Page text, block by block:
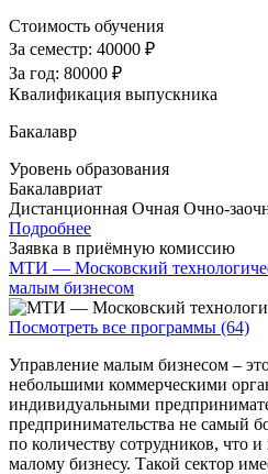
Стоимость обучения
За семестр: 40000 ₽
За год: 80000 ₽
Квалификация выпускника
Бакалавр
Уровень образования
Бакалавриат
Дистанционная Очная Очно-
Подробнее
Заявка в приёмную комиссию
МТИ — Московский
малым бизнесом
Посмотреть все программы (64)
Управление малым бизнесом –
небольшими коммерческими
индивидуальными
предпринимательства не самый
по количеству сотрудников, что
малому бизнесу. Такой сектор